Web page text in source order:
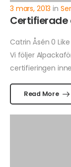
3 mars, 2013 in
Catrin Åsén 0
Vi följer
certifieringen
Read More